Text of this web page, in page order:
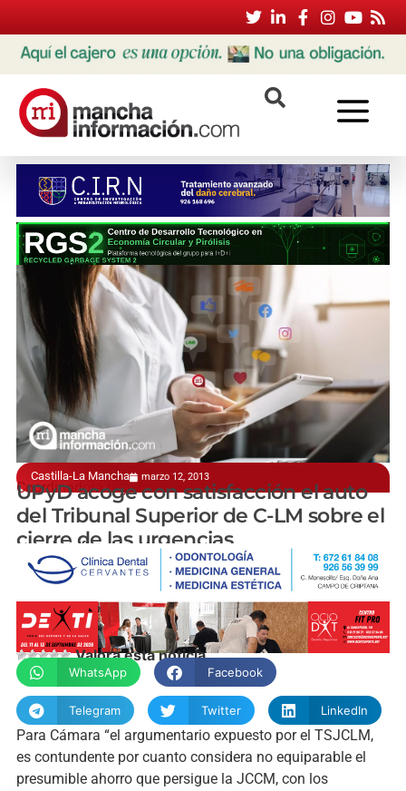
Castilla-La Mancha marzo 12, 2013
Coordinadora regional
UPyD acoge con satisfacción el auto
del Tribunal Superior de C-LM sobre el
cierre de las urgencias
manchainformacion.com
Valora esta noticia
WhatsApp Facebook
Telegram Twitter LinkedIn
Para Cámara “el argumentario expuesto por el TSJCLM,
es contundente por cuanto considera no equiparable el
presumible ahorro que persigue la JCCM, con los